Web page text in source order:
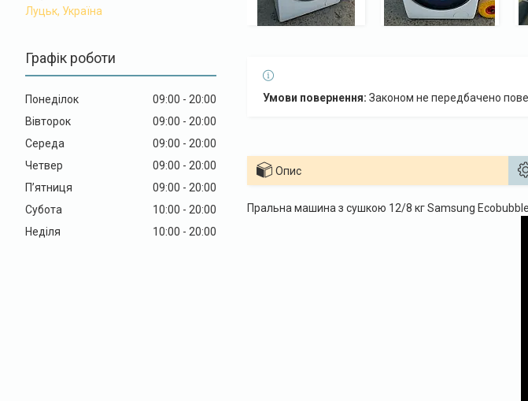
Луцьк, Україна
Графік роботи
Понеділок 09:00
20:00
Вівторок
09:00
20:00
Середа
09:00
20:00
Четвер
09:00
20:00
Пʼятниця
09:00
20:00
Субота
10:00
20:00
Неділя
10:00 20:00
Законом не передбачено
Опис
Пральна машина з сушкою 12/8 кг Samsung